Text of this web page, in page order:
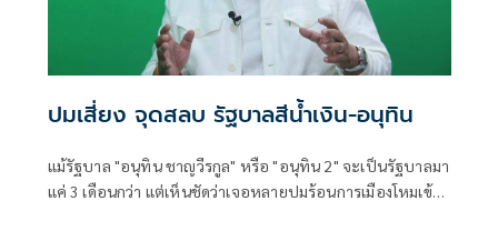
ปมเสี่ยง จุดสลบ รัฐบาลสีน้ำเงิน-อนุทิน
แม้รัฐบาล "อนุทิน ชาญวีรกูล" หรือ "อนุทิน 2" จะเป็นรัฐบาลมา
แค่ 3 เดือนกว่า แต่เห็นชัดว่าเจอหลายปมร้อนการเมืองโหมเข้า